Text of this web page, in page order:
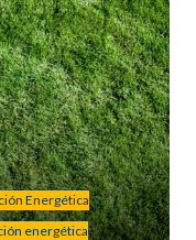
Energética
energética